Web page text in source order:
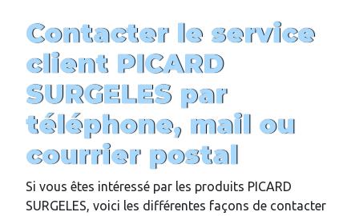
Contacter le service
client PICARD
SURGELES par
téléphone, mail ou
courrier postal
Si vous êtes intéressé par les produits PICARD
SURGELES, voici les différentes façons de contacter